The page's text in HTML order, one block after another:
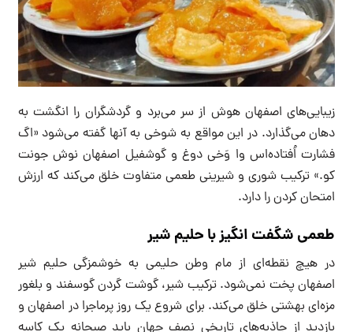
زیبایی‌های اصفهان هوش از سر می‌برد و گردشگران را انگشت به
دهان می‌گذارد‌. در این مواقع به شوخی به آنها گفته می‌شود «اگ
فشارت اُفتاده‌اس وا وَخی دوغ و گوشفیل اصفهان نوش جونت
کو.» ترکیب شوری و شیرینی طعمی متفاوت خلق می‌کند که ارزش
امتحان کردن را دارد.
طعمی شگفت انگیز با حلیم شیر
در هیچ نقطه‌ای از مام وطن حلیمی به خوشمزگی حلیم شیر
اصفهان پخت نمی‌شود. ترکیب شیر، گوشت گردن گوسفند و بلغور
مزه‌ای بهشتی خلق می‌کند. برای شروع یک روز پرماجرا در اصفهان و
بازدید از جاذبه‌های تاریخی نصف جهان باید صبحانه یک کاسه